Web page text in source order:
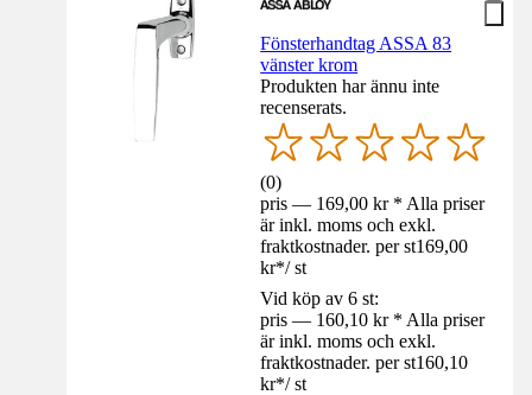
Fönsterhandtag ASSA 83
vänster krom
Produkten har ännu inte
recenserats.
(0)
pris — 169,00 kr * Alla priser
är inkl. moms och exkl.
fraktkostnader. per st169,00
kr*/ st
Vid köp av 6 st:
pris — 160,10 kr * Alla priser
är inkl. moms och exkl.
fraktkostnader. per st160,10
kr*/ st